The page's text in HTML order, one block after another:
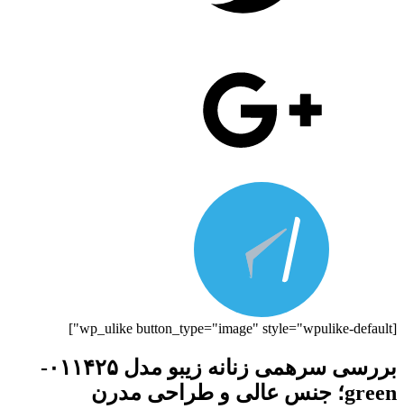
[wp_ulike button_type="image" style="wpulike-default"]
بررسی سرهمی زنانه زیبو مدل ۰۱۱۴۲۵-
green؛ جنس عالی و طراحی مدرن